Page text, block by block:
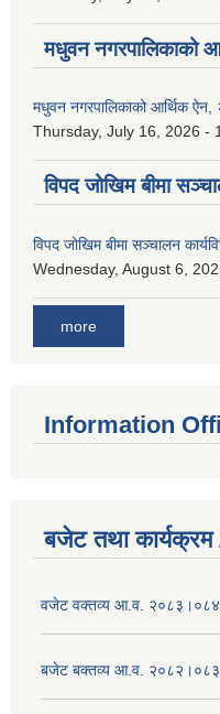
मधुवन नगरपालिकाको
मधुवन नगरपालिकाको आर्थिक ऐन,
Thursday, July 16, 2026 -
विपद जोखिम बीमा
विपद जोखिम बीमा सञ्चालन
Wednesday, August 6,
more
Information
बजेट तथा कार्यक्रम
वजेट वक्तव्य आ.व. २०८३।०८४
बजेट बक्तव्य आ.व. २०८२।०८३